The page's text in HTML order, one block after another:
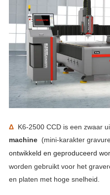
Δ K6-2500 CCD is een zwaar
machine (mini-karakter
ontwikkeld en geproduceerd
worden gebruikt voor het
en platen met hoge snelheid.